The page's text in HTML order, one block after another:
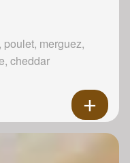
merguez,
cheddar